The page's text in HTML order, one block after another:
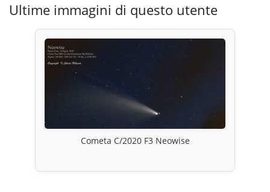
Ultime immagini di questo utente
Cometa C/2020 F3 Neowise